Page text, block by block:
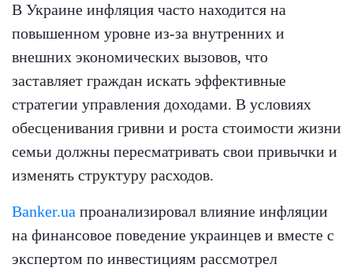
В Украине инфляция часто находится на
повышенном уровне из-за внутренних и
внешних экономических вызовов, что
заставляет граждан искать эффективные
стратегии управления доходами. В условиях
обесценивания гривни и роста стоимости жизни
семьи должны пересматривать свои привычки и
изменять структуру расходов.
Banker.ua проанализировал влияние инфляции
на финансовое поведение украинцев и вместе с
экспертом по инвестициям рассмотрел